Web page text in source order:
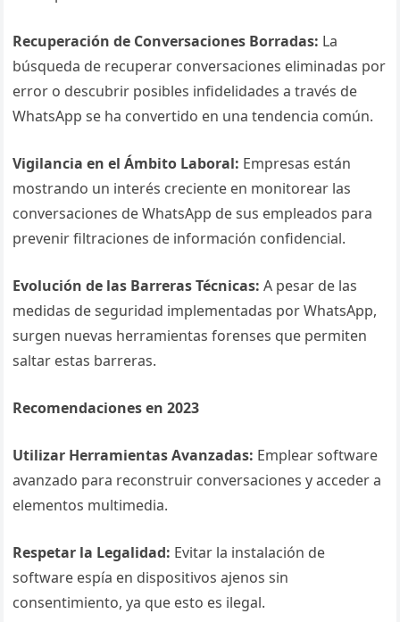
Recuperación de Conversaciones Borradas: La
búsqueda de recuperar conversaciones eliminadas por
error o descubrir posibles infidelidades a través de
WhatsApp se ha convertido en una tendencia común.
Vigilancia en el Ámbito Laboral: Empresas están
mostrando un interés creciente en monitorear las
conversaciones de WhatsApp de sus empleados para
prevenir filtraciones de información confidencial.
Evolución de las Barreras Técnicas:A pesar de las
medidas de seguridad implementadas por WhatsApp,
surgen nuevas herramientas forenses que permiten
saltar estas barreras.
Recomendaciones en 2023
Utilizar Herramientas Avanzadas: Emplear software
avanzado para reconstruir conversaciones y acceder a
elementos multimedia.
Respetar la Legalidad: Evitar la instalación de
software espía en dispositivos ajenos sin
consentimiento, ya que esto es ilegal.